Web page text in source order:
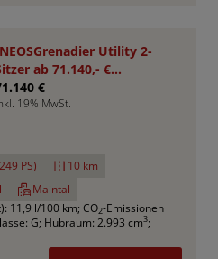
Utility 2-
ab 71.140,- €
€
19% MwSt.
PS)
10 km
Maintal
11,9 l/100 km; CO2-Emissionen
G; Hubraum: 2.993 cm3;